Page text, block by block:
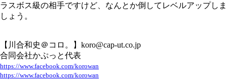
ラスボス級の相手ですけど、なんとか倒してレベルアップしま
しょう。
【川合和史＠コロ。】koro@cap-ut.co.jp
合同会社かぷっと代表
https://www.facebook.com/korowan
https://www.facebook.com/korowan